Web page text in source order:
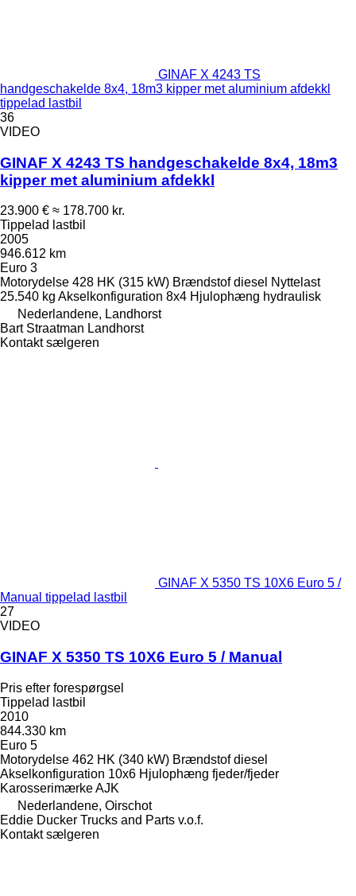
GINAF X 4243 TS
handgeschakelde 8x4, 18m3 kipper met aluminium afdekkl
tippelad lastbil
36
VIDEO
GINAF X 4243 TS handgeschakelde 8x4, 18m3
kipper met aluminium afdekkl
23.900 € ≈ 178.700 kr.
Tippelad lastbil
2005
946.612 km
Euro 3
Motorydelse 428 HK (315 kW) Brændstof diesel Nyttelast
25.540 kg Akselkonfiguration 8x4 Hjulophæng hydraulisk
Nederlandene, Landhorst
Bart Straatman Landhorst
Kontakt sælgeren
GINAF X 5350 TS 10X6 Euro 5 /
Manual tippelad lastbil
27
VIDEO
GINAF X 5350 TS 10X6 Euro 5 / Manual
Pris efter forespørgsel
Tippelad lastbil
2010
844.330 km
Euro 5
Motorydelse 462 HK (340 kW) Brændstof diesel
Akselkonfiguration 10x6 Hjulophæng fjeder/fjeder
KarosserimærkeAJK
Nederlandene, Oirschot
Eddie Ducker Trucks and Parts v.o.f.
Kontakt sælgeren